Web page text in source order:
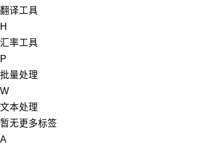
翻译工具
H
汇率工具
P
批量处理
W
文本处理
暂无更多标签
A